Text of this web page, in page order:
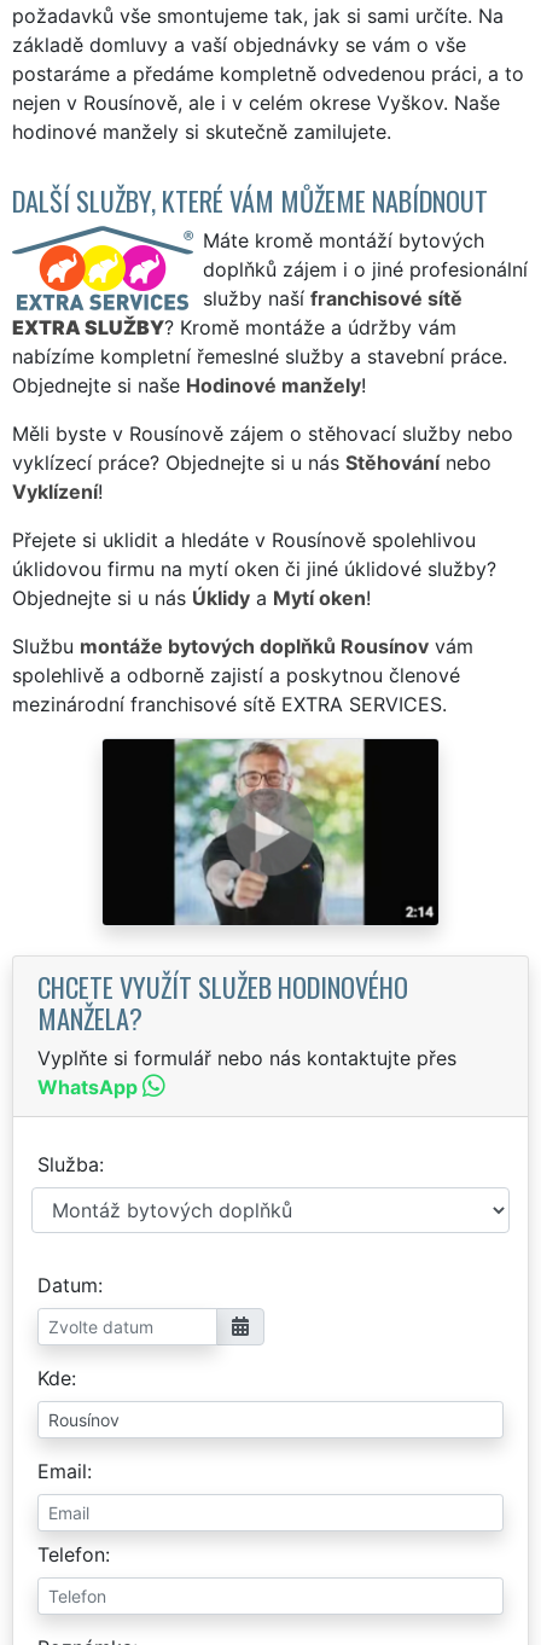
požadavků vše smontujeme tak, jak si sami určíte. Na
základě domluvy a vaší objednávky se vám o vše
postaráme a předáme kompletně odvedenou práci, a to
nejen v Rousínově, ale i v celém okrese Vyškov. Naše
hodinové manžely si skutečně zamilujete.
DALŠÍ SLUŽBY, KTERÉ VÁM MŮŽEME NABÍDNOUT
Máte kromě montáží bytových
doplňků zájem i o jiné profesionální
služby naší franchisové sítě
EXTRA SLUŽBY? Kromě montáže a údržby vám
nabízíme kompletní řemeslné služby a stavební práce.
Objednejte si naše Hodinové manžely!
Měli byste v Rousínově zájem o stěhovací služby nebo
vyklízecí práce? Objednejte si u nás Stěhovánínebo
Vyklízení!
Přejete si uklidit a hledáte v Rousínově spolehlivou
úklidovou firmu na mytí oken či jiné úklidové služby?
Objednejte si u nás Úklidy a Mytí oken!
Službu montáže bytových doplňků Rousínov vám
spolehlivě a odborně zajistí a poskytnou členové
mezinárodní franchisové sítě EXTRA SERVICES.
CHCETE VYUŽÍT SLUŽEB HODINOVÉHO
MANŽELA?
Vyplňte si formulář nebo nás kontaktujte přes
WhatsApp
Služba
Datum
Kde
Email
Telefon